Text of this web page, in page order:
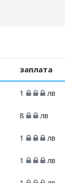
заплата
1 лв
8 лв
1 лв
1 лв